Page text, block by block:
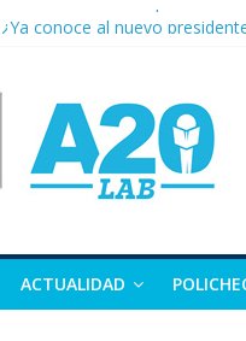
Del conflicto a la esperanza:
Murió Germán Vargas Lleras,
Ofensiva en el Cauca, Valle y
ACTUALIDAD